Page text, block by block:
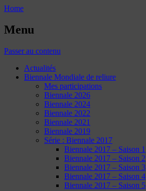
Home
Menu
Passer au contenu
Actualités
Biennale Mondiale de reliure
Mes participations
Biennale 2026
Biennale 2024
Biennale 2022
Biennale 2021
Biennale 2019
Série : Biennale 2017
Biennale 2017 – Saison 1
Biennale 2017 – Saison 2
Biennale 2017 – Saison 3
Biennale 2017 – Saison 4
Biennale 2017 – Saison 5